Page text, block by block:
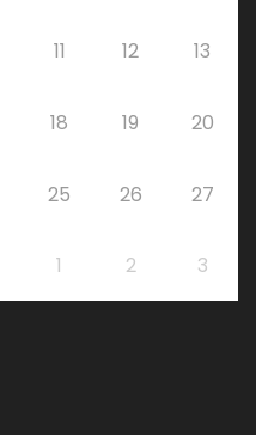
11 12 13
18 19 20
25 26 27
1 2 3